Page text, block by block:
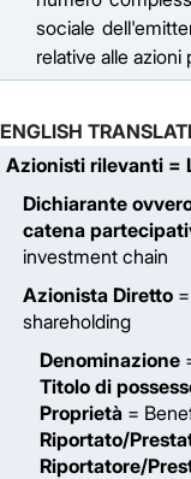
sociale
relative alle azioni
ENGLISH
Azionisti rilevanti =
Dichiarante
catena
investment chain
Azionista Diretto
shareholding
Denominazione
Titolo di
Proprietà =
Riportato/
Riportatore/